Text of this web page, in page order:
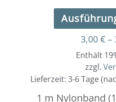
3,00 € –
Enthält
zzgl.
Lieferzeit: 3-6 Tage
1 m Nylonband